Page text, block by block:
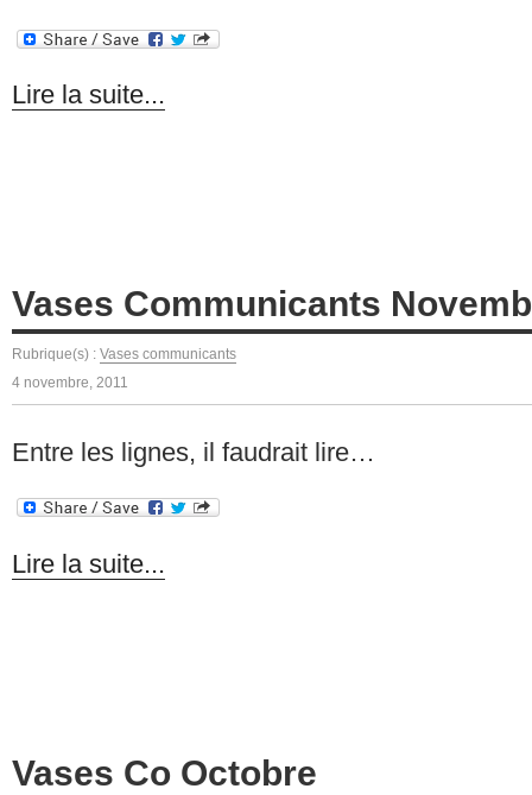
Lire la suite...
Vases Communicants
Rubrique(s) : Vases communicants
4 novembre, 2011
Entre les lignes, il faudrait lire…
Lire la suite...
Vases Co Octobre